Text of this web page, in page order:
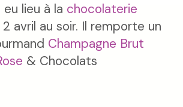
lieu à la chocolaterie
2 avril au soir. Il remporte un
Champagne Brut
& Chocolats